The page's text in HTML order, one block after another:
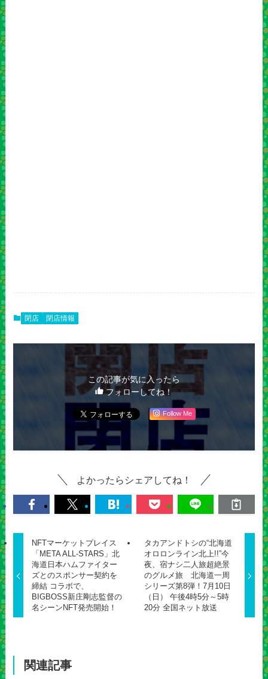
閉店 閉店情報
この記事が気に入ったら
フォローしてね！
Follow Me
よかったらシェアしてね！
NFTマーケットプレイス
「META ALL-STARS」北
海道日本ハムファイター
ズとのスポンサー契約を
締結 コラボで、
BIGBOSS新庄剛志監督の
名シーンNFT発売開始！
タカアンドトシの“北海道
オロロンライン北上!!”今
夜、宿ナシ二人旅超絶景
のグルメ旅 北海道一周
シリーズ第8弾！7月10日
（日） 午後4時5分～5時
20分 全国ネット放送
関連記事